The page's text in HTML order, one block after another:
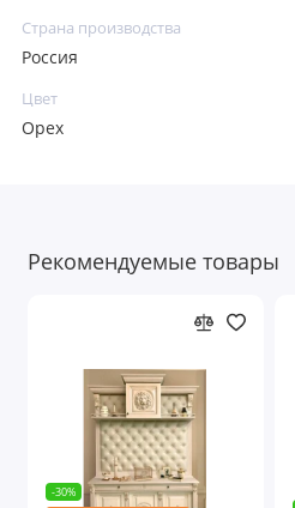
Страна производства
Россия
Цвет
Орех
Рекомендуемые товары
-30%